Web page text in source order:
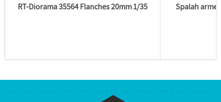
RT-Diorama 35564 Flanches 20mm 1/35 Spalah